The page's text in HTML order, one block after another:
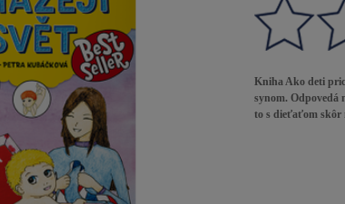
Kniha Ako deti
synom. Odpovedá
to s dieťaťom skôr